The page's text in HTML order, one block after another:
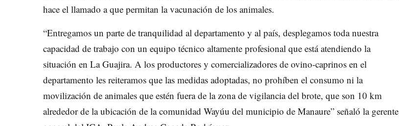
hace el llamado a que permitan la vacunación de los animales.
“Entregamos un parte de tranquilidad al departamento y al país, desplegamos toda nuestra
capacidad de trabajo con un equipo técnico altamente profesional que está atendiendo la
situación en La Guajira. A los productores y comercializadores de ovino-caprinos en el
departamento les reiteramos que las medidas adoptadas, no prohíben el consumo ni la
movilización de animales que estén fuera de la zona de vigilancia del brote, que son 10 km
alrededor de la ubicación de la comunidad Wayúu del municipio de Manaure” señaló la gerente